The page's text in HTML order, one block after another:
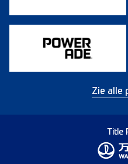
Zie alle
Title